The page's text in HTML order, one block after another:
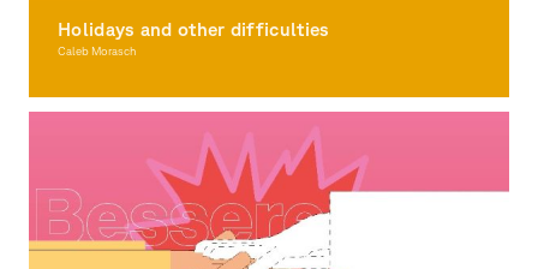
Holidays and other difficulties
Caleb Morasch